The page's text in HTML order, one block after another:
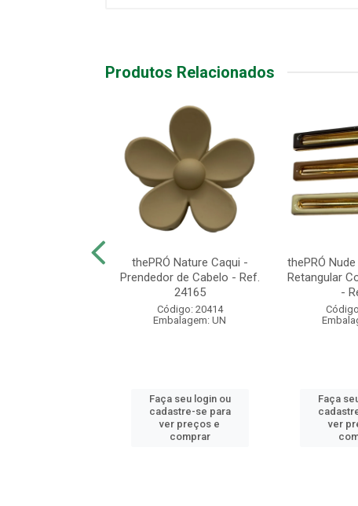
Produtos Relacionados
thePRÓ Nature Caqui -
Prendedor de Cabelo - Ref.
24165
Código: 20414
Embalagem: UN
Faça seu login ou
cadastre-se para
ver preços e
comprar
thePRÓ
Retangular
-
Faça
ver